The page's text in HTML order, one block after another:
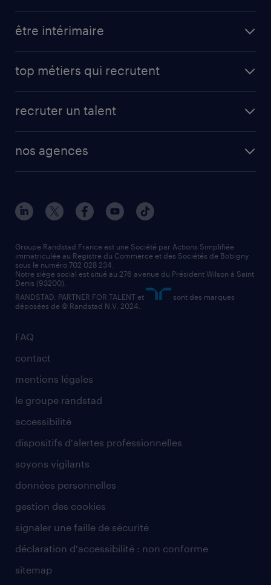
créer un compte candidat
être intérimaire
app talent / portail web
top métiers qui recrutent
manutentionnaire
assistant administratif
comptable
recruter un talent
solutions opérationnelles
contact entreprise
faq intérim / recrutement
nos agences
nos agences par ville
nos agences par région
nos cabinets de recrutement
FAQ
contact
mentions légales
le groupe randstad
accessibilité
dispositifs d'alertes professionnelles
soyons vigilants
données personnelles
gestion des cookies
signaler une faille de sécurité
déclaration d'accessibilité : non conforme
sitemap
Groupe Randstad France est une Société par Actions Simplifiée
immatriculée au Registre du Commerce et des Sociétés de Bobigny
sous le numéro 702 028 234.
Notre siège social est situé au 276 avenue du Président Wilson à Saint
Denis (93200).
RANDSTAD, PARTNER FOR TALENT et
sont des marques
déposées de © Randstad N.V. 2024.